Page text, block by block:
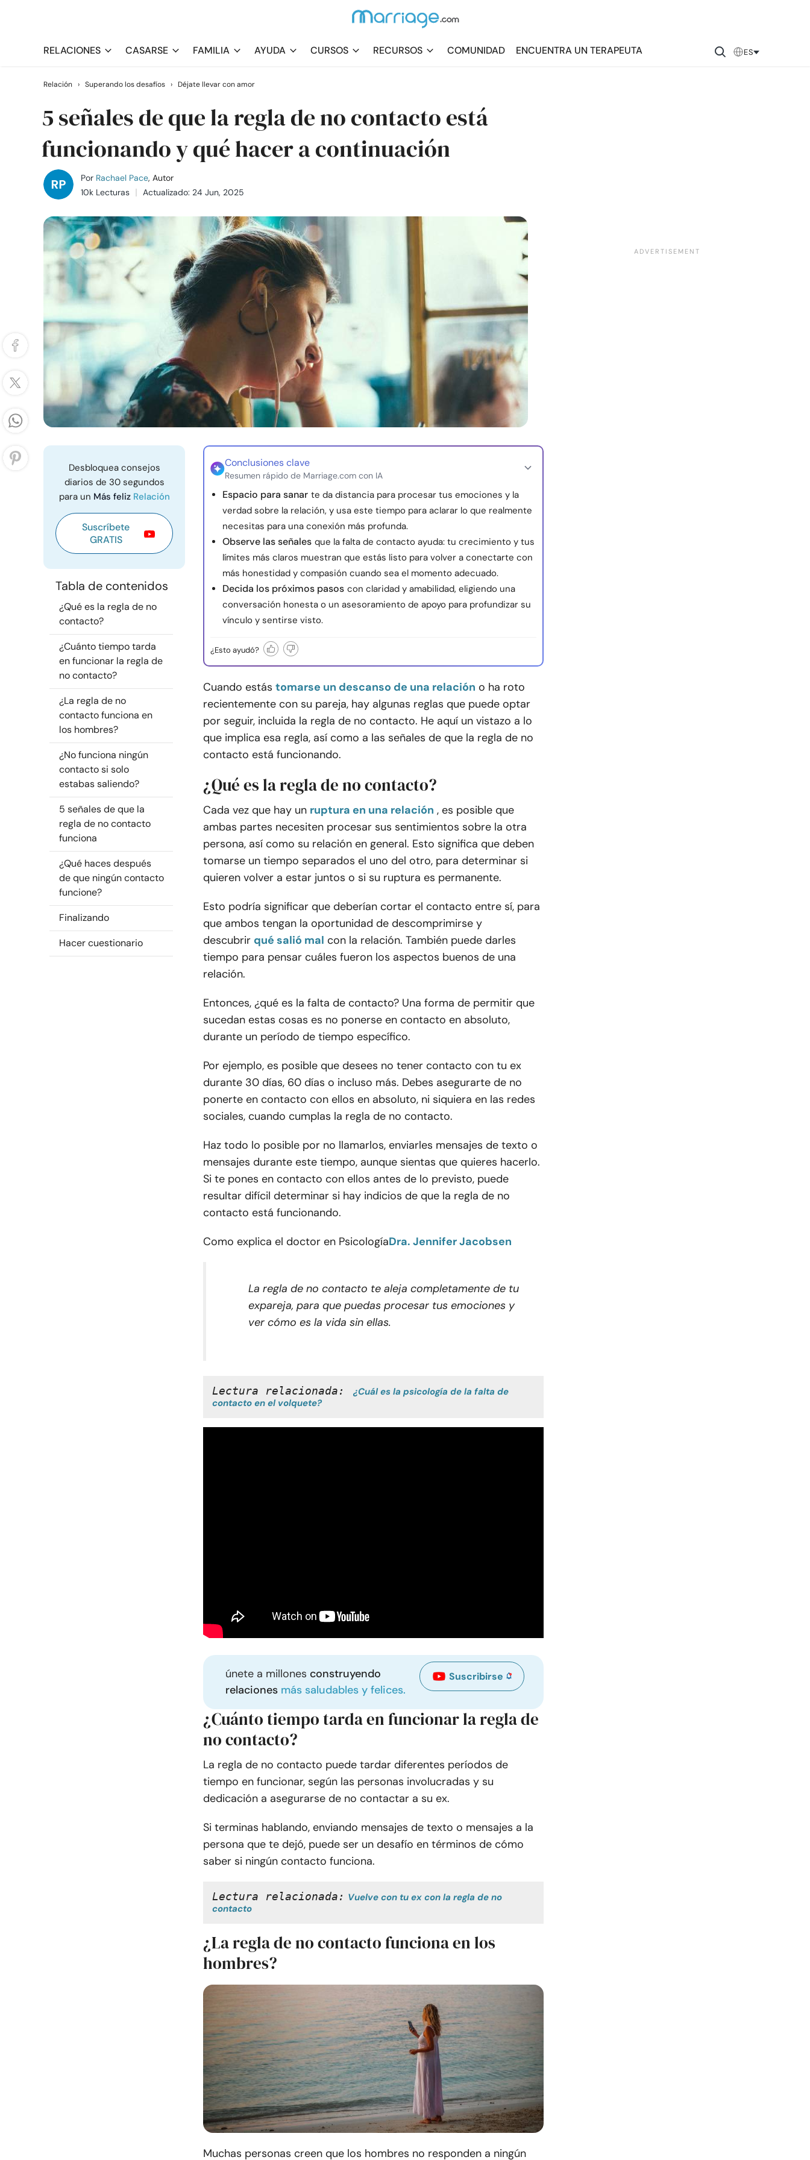
RELACIONES CASARSE FAMILIA AYUDA CURSOS RECURSOS COMUNIDAD ENCUENTRA UN TERAPEUTA ES
Relación › Superando los desafíos › Déjate llevar con amor
5 señales de que la regla de no contacto está
funcionando y qué hacer a continuación
Por Rachael Pace, Autor
10k Lecturas
Actualizado: 24 Jun, 2025
Desbloquea consejos
diarios de 30 segundos
para un Más feliz Relación
Suscríbete
GRATIS
Tabla de contenidos
¿Qué es la regla de no
contacto?
¿Cuánto tiempo tarda
en funcionar la regla de
no contacto?
¿La regla de no
contacto funciona en
los hombres?
¿No funciona ningún
contacto si solo
estabas saliendo?
5 señales de que la
regla de no contacto
funciona
¿Qué haces después
de que ningún contacto
funcione?
Finalizando
Hacer cuestionario
Conclusiones clave
Resumen rápido de Marriage.com con IA
Espacio para sanar te da distancia para procesar tus emociones y la
verdad sobre la relación, y usa este tiempo para aclarar lo que realmente
necesitas para una conexión más profunda.
Observe las señales que la falta de contacto ayuda: tu crecimiento y tus
límites más claros muestran que estás listo para volver a conectarte con
más honestidad y compasión cuando sea el momento adecuado.
Decida los próximos pasos con claridad y amabilidad, eligiendo una
conversación honesta o un asesoramiento de apoyo para profundizar su
vínculo y sentirse visto.
¿Esto ayudó?
Cuando estás tomarse un descanso de una relación o ha roto
recientemente con su pareja, hay algunas reglas que puede optar
por seguir, incluida la regla de no contacto. He aquí un vistazo a lo
que implica esa regla, así como a las señales de que la regla de no
contacto está funcionando.
¿Qué es la regla de no contacto?
Cada vez que hay un ruptura en una relación , es posible que
ambas partes necesiten procesar sus sentimientos sobre la otra
persona, así como su relación en general. Esto significa que deben
tomarse un tiempo separados el uno del otro, para determinar si
quieren volver a estar juntos o si su ruptura es permanente.
Esto podría significar que deberían cortar el contacto entre sí, para
que ambos tengan la oportunidad de descomprimirse y
descubrir qué salió mal con la relación. También puede darles
tiempo para pensar cuáles fueron los aspectos buenos de una
relación.
Entonces, ¿qué es la falta de contacto? Una forma de permitir que
sucedan estas cosas es no ponerse en contacto en absoluto,
durante un período de tiempo específico.
Por ejemplo, es posible que desees no tener contacto con tu ex
durante 30 días, 60 días o incluso más. Debes asegurarte de no
ponerte en contacto con ellos en absoluto, ni siquiera en las redes
sociales, cuando cumplas la regla de no contacto.
Haz todo lo posible por no llamarlos, enviarles mensajes de texto o
mensajes durante este tiempo, aunque sientas que quieres hacerlo.
Si te pones en contacto con ellos antes de lo previsto, puede
resultar difícil determinar si hay indicios de que la regla de no
contacto está funcionando.
Como explica el doctor en PsicologíaDra. Jennifer Jacobsen
La regla de no contacto te aleja completamente de tu
expareja, para que puedas procesar tus emociones y
ver cómo es la vida sin ellas.
Lectura relacionada:
¿Cuál es la psicología de la falta de
contacto en el volquete?
únete a millones construyendo
relaciones más saludables y felices.
Suscribirse
¿Cuánto tiempo tarda en funcionar la regla de
no contacto?
La regla de no contacto puede tardar diferentes períodos de
tiempo en funcionar, según las personas involucradas y su
dedicación a asegurarse de no contactar a su ex.
Si terminas hablando, enviando mensajes de texto o mensajes a la
persona que te dejó, puede ser un desafío en términos de cómo
saber si ningún contacto funciona.
Lectura relacionada: Vuelve con tu ex con la regla de no
contacto
¿La regla de no contacto funciona en los
hombres?
Muchas personas creen que los hombres no responden a ningún